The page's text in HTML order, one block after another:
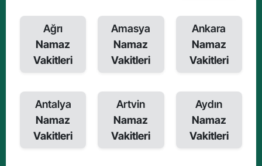
Ağrı
Namaz
Vakitleri
Amasya
Namaz
Vakitleri
Ankara
Namaz
Vakitleri
Antalya
Namaz
Vakitleri
Artvin
Namaz
Vakitleri
Aydın
Namaz
Vakitleri